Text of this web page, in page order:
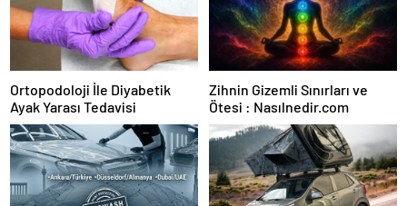
Ortopodoloji İle Diyabetik
Ayak Yarası Tedavisi
Zihnin Gizemli Sınırları ve
Ötesi : Nasılnedir.com